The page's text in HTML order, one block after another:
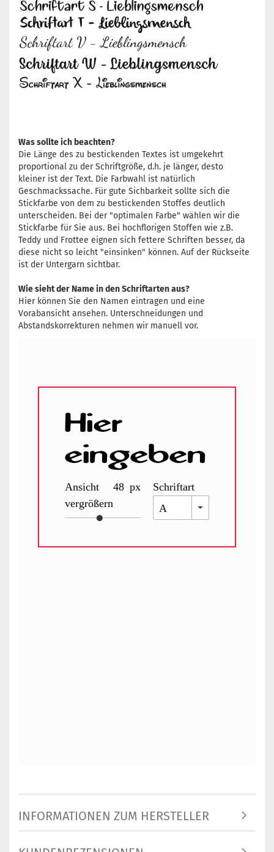
Was sollte ich beachten?
Die Länge des zu bestickenden Textes ist umgekehrt
proportional zu der Schriftgröße, d.h. je länger, desto
kleiner ist der Text. Die Farbwahl ist natürlich
Geschmackssache. Für gute Sichbarkeit sollte sich die
Stickfarbe von dem zu bestickenden Stoffes deutlich
unterscheiden. Bei der "optimalen Farbe" wählen wir die
Stickfarbe für Sie aus. Bei hochflorigen Stoffen wie z.B.
Teddy und Frottee eignen sich fettere Schriften besser, da
diese nicht so leicht "einsinken" können. Auf der Rückseite
ist der Untergarn sichtbar.
Wie sieht der Name in den Schriftarten aus?
Hier können Sie den Namen eintragen und eine
Vorabansicht ansehen. Unterschneidungen und
Abstandskorrekturen nehmen wir manuell vor.
INFORMATIONEN ZUM HERSTELLER